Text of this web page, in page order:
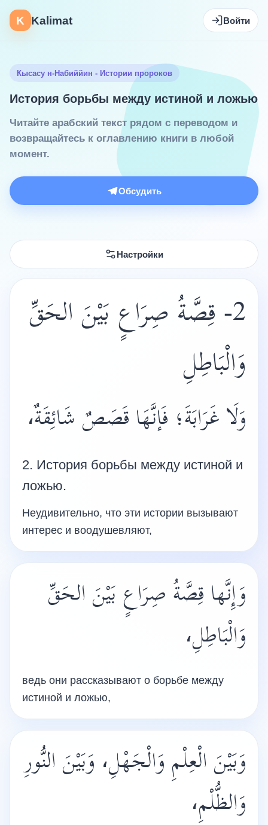
K Kalimat Войти
Кысасу н-Набиййин - Истории пророков
История борьбы между истиной и ложью
Читайте арабский текст рядом с переводом и
возвращайтесь к оглавлению книги в любой
момент.
Обсудить
Настройки
2- قِصَّةُ صِرَاعٍ بَيْنَ الحَقِّ
وَالْبَاطِلِ
وَلَا غَرَابَةَ؛ فَإنَّهَا قَصَصٌ شَائِقَةٌ،
2. История борьбы между истиной и
ложью.
Неудивительно, что эти истории вызывают
интерес и воодушевляют,
وَإِنَّها قِصَّةُ صِرَاعٍ بَيْنَ الحَقِّ
وَالْبَاطِلِ،
ведь они рассказывают о борьбе между
истиной и ложью,
وَبَيْنَ الْعِلْمِ وَالْجَهْلِ، وَبَيْنَ النُّورِ
وَالظُّلْمِ،